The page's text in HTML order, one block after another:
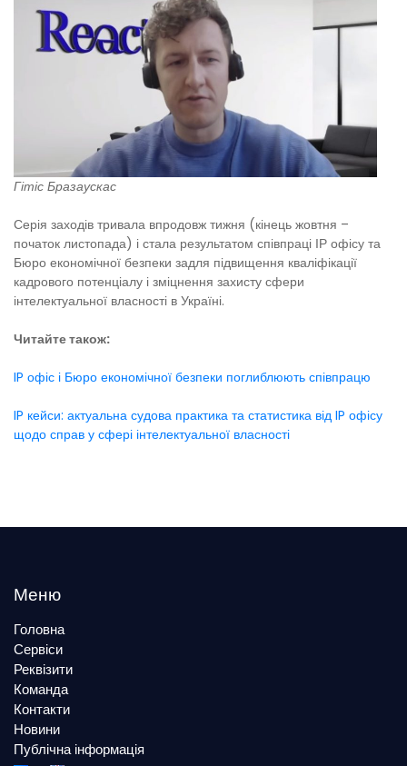
Гітіс Бразаускас
Серія заходів тривала впродовж тижня (кінець жовтня –
початок листопада) і стала результатом співпраці ІР офісу та
Бюро економічної безпеки задля підвищення кваліфікації
кадрового потенціалу і зміцнення захисту сфери
інтелектуальної власності в Україні.
Читайте також:
IP офіс і Бюро економічної безпеки поглиблюють співпрацю
IP кейси: актуальна судова практика та статистика від IP офісу
щодо справ у сфері інтелектуальної власності
Меню
Головна
Сервіси
Реквізити
Команда
Контакти
Новини
Публічна інформація